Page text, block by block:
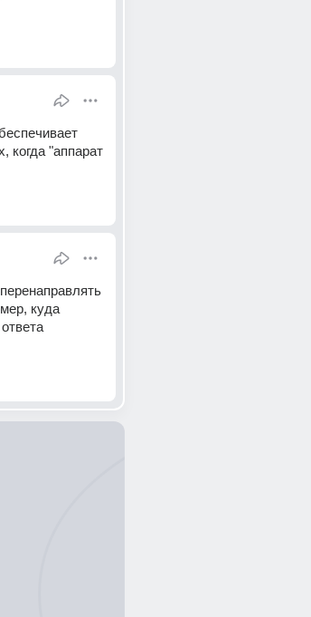
когда "аппарат
куда